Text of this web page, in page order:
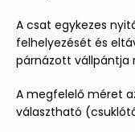
A csat egykezes
felhelyezését és
párnázott vállpántja
A megfelelő méret
választható